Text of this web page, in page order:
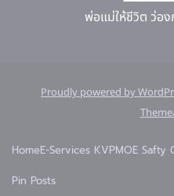
พ่อแม่ให้ชีวิต ว่อ
Proudly powered by
HomeE-Services KVPMOE Safty
Pin Posts